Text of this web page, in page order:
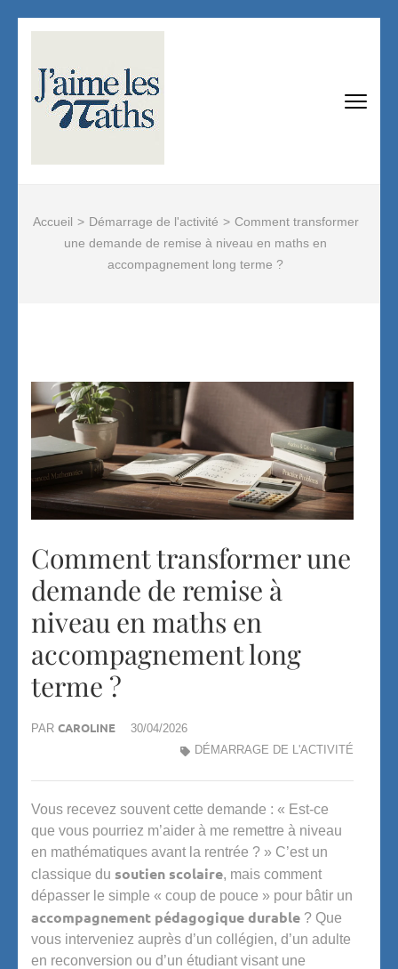
contenu
(Pressez
Entrée)
J'AIME LES MATHS
Devenir professeur de mathématiques :
Accueil > Démarrage de l'activité > Comment transformer
une demande de remise à niveau en maths en
accompagnement long terme ?
Comment transformer une
demande de remise à
niveau en maths en
accompagnement long
terme ?
PAR CAROLINE
30/04/2026
DÉMARRAGE DE L'ACTIVITÉ
Vous recevez souvent cette demande : « Est-ce
que vous pourriez m’aider à me remettre à niveau
en mathématiques avant la rentrée ? » C’est un
classique du soutien scolaire, mais comment
dépasser le simple « coup de pouce » pour bâtir un
accompagnement pédagogique durable ? Que
vous interveniez auprès d’un collégien, d’un adulte
en reconversion ou d’un étudiant visant une